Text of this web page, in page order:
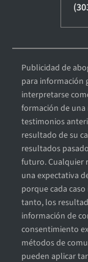
Publicidad de
para información
interpretarse
formación de
testimonios
resultado de su
resultados
futuro. Cualquier
una expectativa
porque cada
tanto, los
información de
consentimiento
métodos de
pueden aplicar